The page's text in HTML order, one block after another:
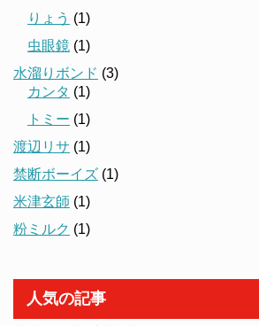
りょう (1)
虫眼鏡 (1)
水溜りボンド (3)
カンタ (1)
トミー (1)
渡辺リサ (1)
禁断ボーイズ (1)
米津玄師 (1)
粉ミルク (1)
人気の記事